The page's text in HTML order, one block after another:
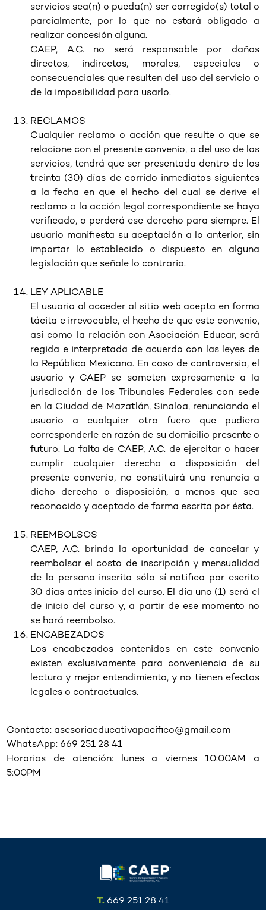
servicios sea(n) o pueda(n) ser corregido(s) total o
parcialmente, por lo que no estará obligado a
realizar concesión alguna.
CAEP, A.C. no será responsable por daños
directos, indirectos, morales, especiales o
consecuenciales que resulten del uso del servicio o
de la imposibilidad para usarlo.
RECLAMOS
Cualquier reclamo o acción que resulte o que se
relacione con el presente convenio, o del uso de los
servicios, tendrá que ser presentada dentro de los
treinta (30) días de corrido inmediatos siguientes
a la fecha en que el hecho del cual se derive el
reclamo o la acción legal correspondiente se haya
verificado, o perderá ese derecho para siempre. El
usuario manifiesta su aceptación a lo anterior, sin
importar lo establecido o dispuesto en alguna
legislación que señale lo contrario.
LEY APLICABLE
El usuario al acceder al sitio web acepta en forma
tácita e irrevocable, el hecho de que este convenio,
así como la relación con Asociación Educar, será
regida e interpretada de acuerdo con las leyes de
la República Mexicana. En caso de controversia, el
usuario y CAEP se someten expresamente a la
jurisdicción de los Tribunales Federales con sede
en la Ciudad de Mazatlán, Sinaloa, renunciando el
usuario a cualquier otro fuero que pudiera
corresponderle en razón de su domicilio presente o
futuro. La falta de CAEP, A.C. de ejercitar o hacer
cumplir cualquier derecho o disposición del
presente convenio, no constituirá una renuncia a
dicho derecho o disposición, a menos que sea
reconocido y aceptado de forma escrita por ésta.
REEMBOLSOS
CAEP, A.C. brinda la oportunidad de cancelar y
reembolsar el costo de inscripción y mensualidad
de la persona inscrita sólo sí notifica por escrito
30 días antes inicio del curso. El día uno (1) será el
de inicio del curso y, a partir de ese momento no
se hará reembolso.
ENCABEZADOS
Los encabezados contenidos en este convenio
existen exclusivamente para conveniencia de su
lectura y mejor entendimiento, y no tienen efectos
legales o contractuales.
Contacto: asesoriaeducativapacifico@gmail.com
WhatsApp: 669 251 28 41
Horarios de atención: lunes a viernes 10:00AM a
5:00PM
T. 669 251 28 41